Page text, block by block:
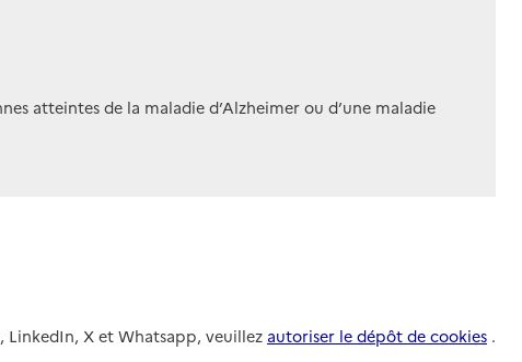
atteintes de la maladie d’Alzheimer ou d’une maladie
LinkedIn, X et Whatsapp, veuillez autoriser le dépôt de cookies .